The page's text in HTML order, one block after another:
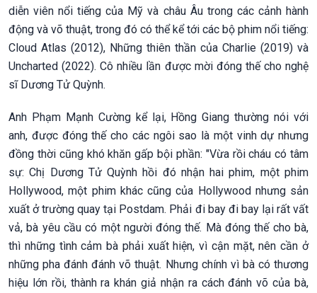
diễn viên nổi tiếng của Mỹ và châu Âu trong các cảnh hành
động và võ thuật, trong đó có thể kể tới các bộ phim nổi tiếng:
Cloud Atlas (2012), Những thiên thần của Charlie (2019) và
Uncharted (2022). Cô nhiều lần được mời đóng thế cho nghệ
sĩ Dương Tử Quỳnh.
Anh Phạm Mạnh Cường kể lại, Hồng Giang thường nói với
anh, được đóng thế cho các ngôi sao là một vinh dự nhưng
đồng thời cũng khó khăn gấp bội phần: "Vừa rồi cháu có tâm
sự: Chị Dương Tử Quỳnh hồi đó nhận hai phim, một phim
Hollywood, một phim khác cũng của Hollywood nhưng sản
xuất ở trường quay tại Postdam. Phải đi bay đi bay lại rất vất
vả, bà yêu cầu có một người đóng thế. Mà đóng thế cho bà,
thì những tình cảm bà phải xuất hiện, vì cận mặt, nên cần ở
những pha đánh đánh võ thuật. Nhưng chính vì bà có thương
hiệu lớn rồi, thành ra khán giả nhận ra cách đánh võ của bà,